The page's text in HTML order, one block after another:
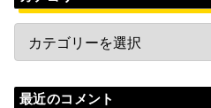
最近のコメント